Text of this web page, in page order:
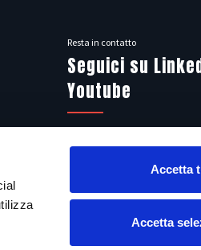
Accetta
Accetta
Resta in contatto
Seguici su
Youtube
Steiner + Steiner GmbH